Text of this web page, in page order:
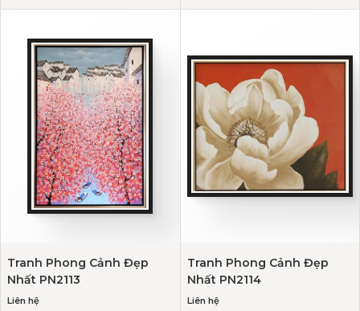
Tranh Phong Cảnh Đẹp
Nhất PN2113
Liên hệ
Tranh Phong Cảnh Đẹp
Nhất PN2114
Liên hệ